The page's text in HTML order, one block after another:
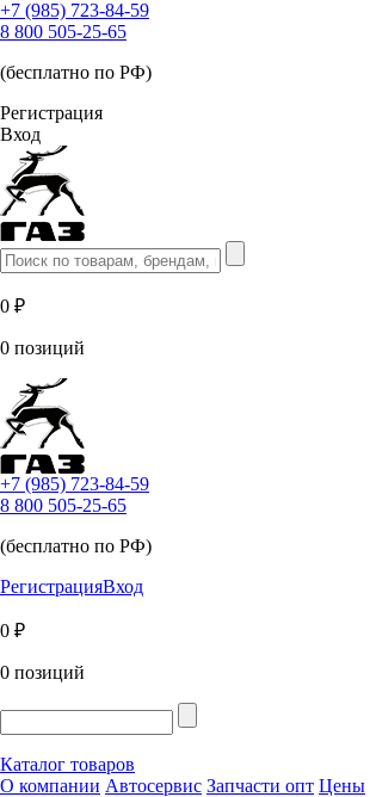
+7 (985) 723-84-59
8 800 505-25-65
(бесплатно по РФ)
Регистрация
Вход
0 ₽
0 позиций
+7 (985) 723-84-59
8 800 505-25-65
(бесплатно по РФ)
РегистрацияВход
0 ₽
0 позиций
Каталог товаров
О компании Автосервис Запчасти опт Цены